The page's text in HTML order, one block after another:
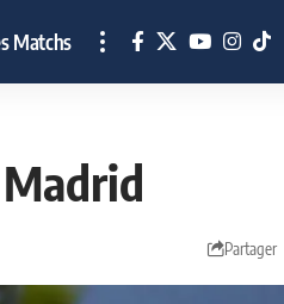
Matchs
Partager